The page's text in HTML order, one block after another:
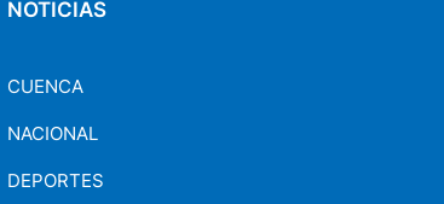
NOTICIAS
CUENCA
NACIONAL
DEPORTES